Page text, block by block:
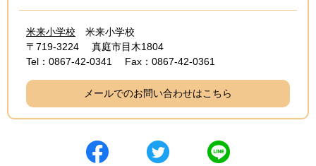
米来小学校
米来小学校
〒719-3224
真庭市目木1804
Tel：0867-42-0341
Fax：0867-42-0361
メールでのお問い合わせはこちら